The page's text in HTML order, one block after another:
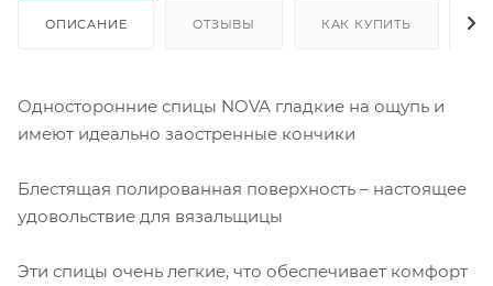
ОПИСАНИЕ ОТЗЫВЫ КАК КУПИТЬ
Односторонние спицы NOVA гладкие на ощупь и
имеют идеально заостренные кончики
Блестящая полированная поверхность – настоящее
удовольствие для вязальщицы
Эти спицы очень легкие, что обеспечивает комфорт